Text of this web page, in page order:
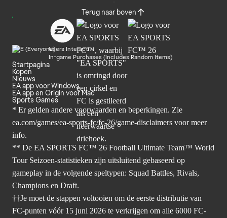
Terug naar boven
Users Interact
In-game Purchases (Includes Random Items)
Startpagina
Kopen
Nieuws
EA app voor Windows
EA app en Origin voor Mac
Sports Games
* Er gelden andere voorwaarden en beperkingen. Zie
ea.com/games/ea-sports-fc/fc-26/game-disclaimers voor meer
info.
** De EA SPORTS FC™ 26 Football Ultimate Team™ World
Tour Seizoen-statistieken zijn uitsluitend gebaseerd op
gameplay in de volgende speltypen: Squad Battles, Rivals,
Champions en Draft.
††Je moet de stappen voltooien om de eerste distributie van
FC-punten vóór 15 juni 2026 te verkrijgen om alle 6000 FC-